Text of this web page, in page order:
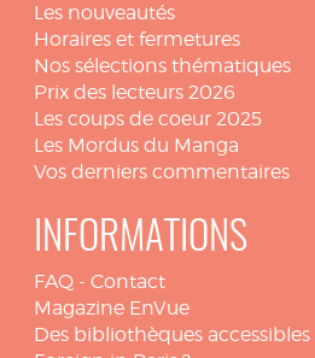
Les nouveautés
Horaires et fermetures
Nos sélections thématiques
Prix des lecteurs 2026
Les coups de coeur 2025
Les Mordus du Manga
Vos derniers commentaires
INFORMATIONS
FAQ - Contact
Magazine EnVue
Des bibliothèques accessibles